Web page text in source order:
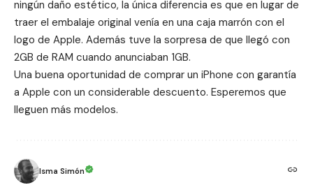
ningún daño estético, la única diferencia es que en lugar de
traer el embalaje original venía en una caja marrón con el
logo de Apple. Además tuve la sorpresa de que llegó con
2GB de RAM cuando anunciaban 1GB.
Una buena oportunidad de comprar un iPhone con garantía
a Apple con un considerable descuento. Esperemos que
lleguen más modelos.
Isma Simón